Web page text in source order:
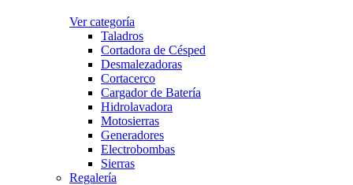
Ver categoría
Taladros
Cortadora de Césped
Desmalezadoras
Cortacerco
Cargador de Batería
Hidrolavadora
Motosierras
Generadores
Electrobombas
Sierras
Regalería